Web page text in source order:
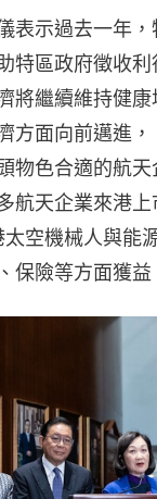
表示過去一年
特區政府徵收
將繼續維持健
方面向前邁進，
物色合適的航天
航天企業來港上
空機械人與能
保險等方面獲益